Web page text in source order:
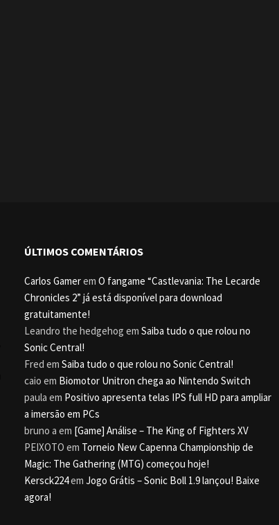
ÚLTIMOS COMENTÁRIOS
Carlos Gamerem O fangame “Castlevania: The Lecarde
Chronicles 2” já está disponível para download
gratuitamente!
Leandro the hedgehog em Saiba tudo o que rolou no
Sonic Central!
Fred em Saiba tudo o que rolou no Sonic Central!
caio em Biomotor Unitron chega ao Nintendo Switch
paula em Positivo apresenta telas IPS full HD para ampliar
a imersão em PCs
bruno a em [Game] Análise – The King of Fighters XV
PEIXOTO em Torneio New Capenna Championship de
Magic: The Gathering (MTG) começou hoje!
Kersck224em Jogo Grátis – Sonic Boll 1.9 lançou! Baixe
agora!